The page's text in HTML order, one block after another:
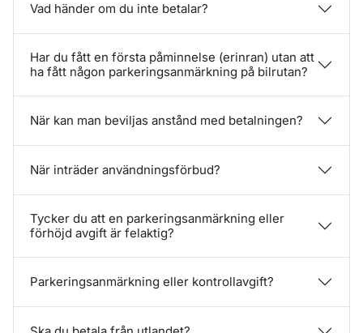
Vad händer om du inte betalar?
Har du fått en första påminnelse (erinran) utan att
ha fått någon parkeringsanmärkning på bilrutan?
När kan man beviljas anstånd med betalningen?
När inträder användningsförbud?
Tycker du att en parkeringsanmärkning eller
förhöjd avgift är felaktig?
Parkeringsanmärkning eller kontrollavgift?